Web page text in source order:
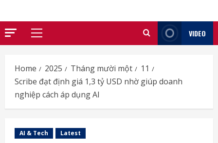
Primary
VIDEO
Home 2025 Tháng mười một
11
Scribe đạt định giá 1,3 tỷ USD nhờ giúp doanh
nghiệp cách áp dụng AI
AI & Tech Latest